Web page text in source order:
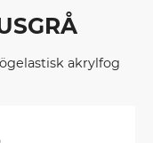
akrylfog